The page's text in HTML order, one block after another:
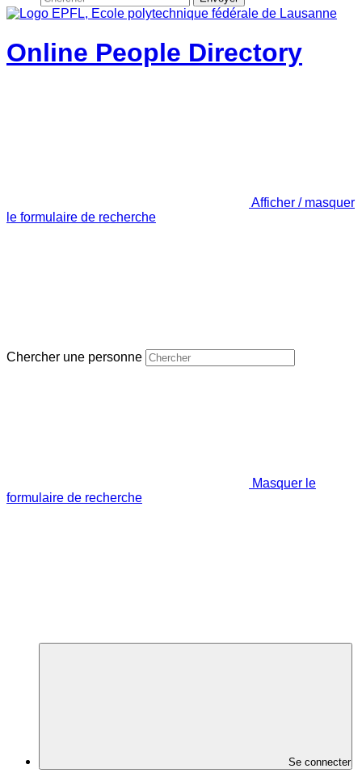
Online People Directory
Afficher / masquer
le formulaire de recherche
Chercher une personne
Masquer le
formulaire de recherche
Se connecter